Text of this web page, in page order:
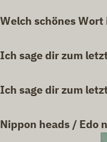
Welch schönes
Ich sage dir zum
Ich sage dir zum
Nippon heads / Edo